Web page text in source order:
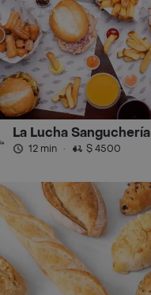
La Lucha Sanguchería
12 min · $ 4500